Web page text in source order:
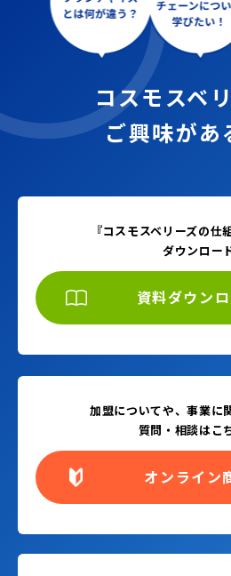
コスモスベ
ご興味があ
『コスモスベリーズの仕
ダウンロー
資料ダウン
加盟についてや、事業に
質問・相談はこ
オンライン